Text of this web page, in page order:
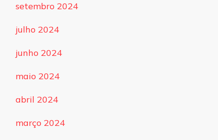
setembro 2024
julho 2024
junho 2024
maio 2024
abril 2024
março 2024